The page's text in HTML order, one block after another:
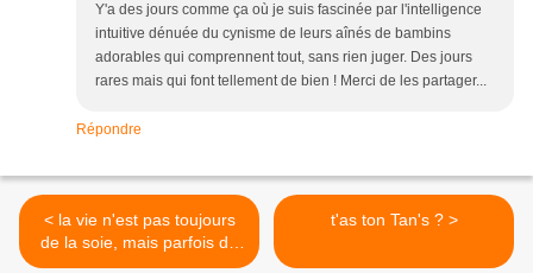
Y'a des jours comme ça où je suis fascinée par l'intelligence
intuitive dénuée du cynisme de leurs aînés de bambins
adorables qui comprennent tout, sans rien juger. Des jours
rares mais qui font tellement de bien ! Merci de les partager...
Répondre
< la vie n'est pas toujours
de la soie, mais parfois du
velours...
t'as ton Tan's ? >